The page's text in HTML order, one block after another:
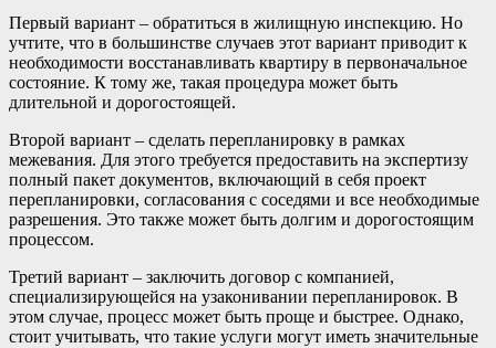
Первый вариант – обратиться в жилищную инспекцию. Но
учтите, что в большинстве случаев этот вариант приводит к
необходимости восстанавливать квартиру в первоначальное
состояние. К тому же, такая процедура может быть
длительной и дорогостоящей.
Второй вариант – сделать перепланировку в рамках
межевания. Для этого требуется предоставить на экспертизу
полный пакет документов, включающий в себя проект
перепланировки, согласования с соседями и все необходимые
разрешения. Это также может быть долгим и дорогостоящим
процессом.
Третий вариант – заключить договор с компанией,
специализирующейся на узаконивании перепланировок. В
этом случае, процесс может быть проще и быстрее. Однако,
стоит учитывать, что такие услуги могут иметь значительные